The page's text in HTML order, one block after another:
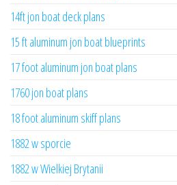
14ft jon boat deck plans
15 ft aluminum jon boat blueprints
17 foot aluminum jon boat plans
1760 jon boat plans
18 foot aluminum skiff plans
1882 w sporcie
1882 w Wielkiej Brytanii